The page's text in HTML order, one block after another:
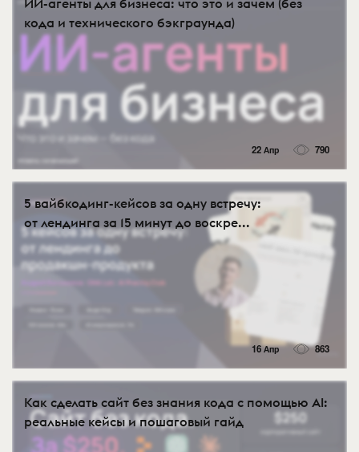
ИИ-агенты для бизнеса: что это и зачем (без
кода и технического бэкграунда)
22 Апр 790
5 вайбкодинг-кейсов за одну встречу:
от лендинга за 15 минут до воскре...
16 Апр 863
Как сделать сайт без знания кода с помощью AI:
реальные кейсы и пошаговый гайд